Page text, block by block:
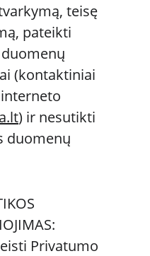
teisę
pateikti
(kontaktiniai
) ir nesutikti
duomenų
Privatumo